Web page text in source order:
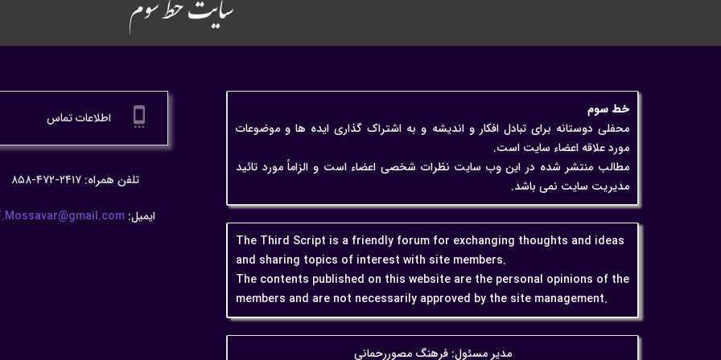
سایت خط سوم
خط سوم
محفلی دوستانه برای تبادل افکار و اندیشه و به اشتراک گذاری ایده ها و موضوعات
مورد علاقه اعضاء سایت است.
مطالب منتشر شده در این وب سایت نظرات شخصی اعضاء است و الزاماً مورد تائید
مدیریت سایت نمی باشد.
The Third Script is a friendly forum for exchanging thoughts and ideas
and sharing topics of interest with site members.
The contents published on this website are the personal opinions of the
members and are not necessarily approved by the site management.
مدیر مسئول: فرهنگ مصوررحمانی
settings_cell اطلاعات تماس
تلفن همراه: ۲۴۱۷-۴۷۲-۸۵۸
ایمیل: